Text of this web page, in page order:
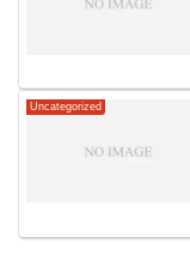
Uncategorized